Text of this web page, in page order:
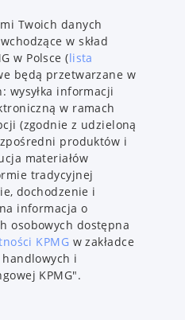
Twoich danych
w skład
w Polsce (lista
będą przetwarzane w
wysyłka informacji
w ramach
(zgodnie z udzieloną
produktów i
materiałów
tradycyjnej
dochodzenie i
informacja o
osobowych dostępna
KPMG w zakładce
i
KPMG".